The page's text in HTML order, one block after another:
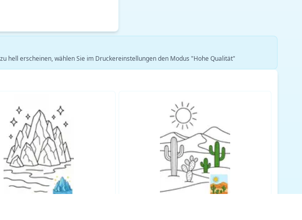
hell erscheinen, wählen Sie im Druckereinstellungen den Modus "Hohe Qualität"